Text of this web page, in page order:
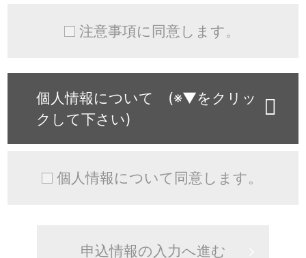
注意事項に同意します。
個人情報について (※▼をクリッ
クして下さい)
個人情報について同意します。